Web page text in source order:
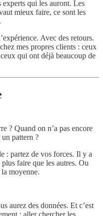
experts qui les auront. Les
mieux faire, ce sont les
Avec des retours.
mes propres clients : ceux
qui ont déjà beaucoup de
? Quand on n’a pas encore
pattern ?
: partez de vos forces. Il y a
faire que les autres. Ou
moyenne.
aurez des données. Et c’est